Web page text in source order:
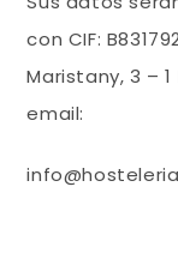
con CIF:
Maristany, 3 – 1
email: